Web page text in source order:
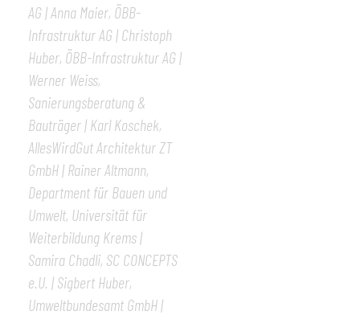
AG | Anna Maier, ÖBB-
Infrastruktur AG | Christoph
Huber, ÖBB-Infrastruktur AG |
Werner Weiss,
Sanierungsberatung &
Bauträger | Karl Koschek,
AllesWirdGut Architektur ZT
GmbH | Rainer Altmann,
Department für Bauen und
Umwelt, Universität für
Weiterbildung Krems |
Samira Chadli, SC CONCEPTS
e.U. | Sigbert Huber,
Umweltbundesamt GmbH |